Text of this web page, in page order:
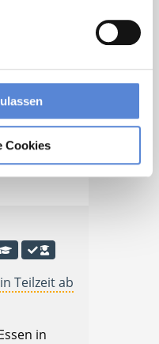
Cookies
in Voll-
Zuschuss
Teilzeit ab
in